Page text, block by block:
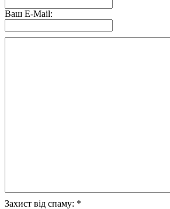
Ваш E-Mail:
Захист від спаму: *